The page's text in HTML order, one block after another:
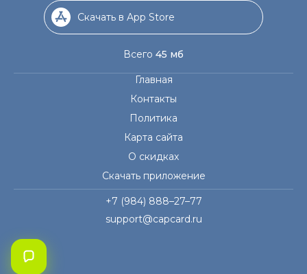
Скачать в App Store
Всего 45 мб
Главная
Контакты
Политика
Карта сайта
О скидках
Скачать приложение
+7 (984) 888–27–77
support@capcard.ru